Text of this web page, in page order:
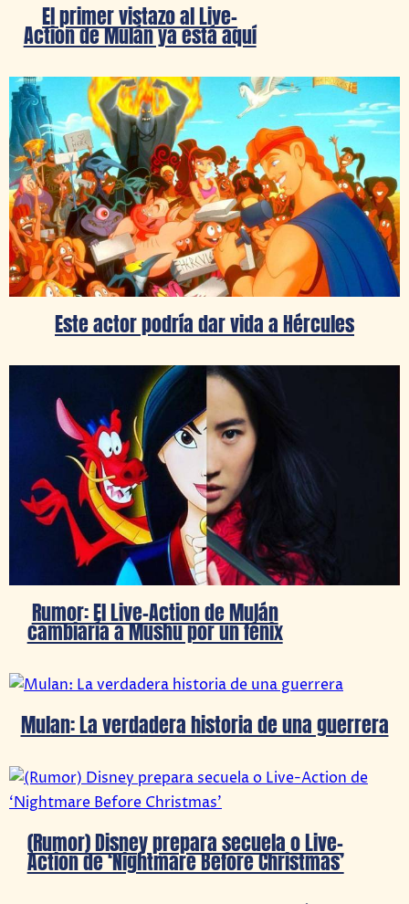
El primer vistazo al Live-
Action de Mulán ya está aquí
Este actor podría dar vida a Hércules
Rumor: El Live-Action de Mulán
cambiaría a Mushu por un fénix
Mulan: La verdadera historia de una guerrera
(Rumor) Disney prepara secuela o Live-
Action de ‘Nightmare Before Christmas’